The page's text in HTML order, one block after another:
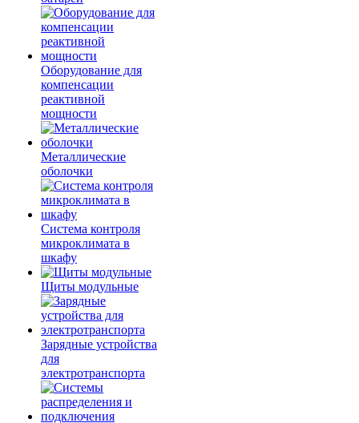
Оборудование для
компенсации
реактивной
мощности
Металлические
оболочки
Система контроля
микроклимата в
шкафу
Щиты модульные
Зарядные устройства
для
электротранспорта